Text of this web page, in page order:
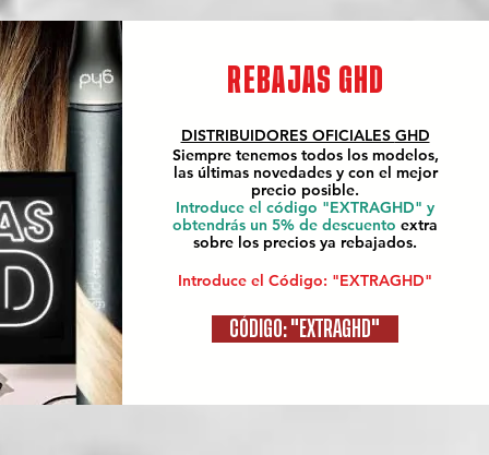
REBAJAS GHD
DISTRIBUIDORES OFICIALES GHD
Siempre tenemos todos los modelos,
las últimas novedades y con el mejor
precio posible.
Introduce el código "EXTRAGHD" y
obtendrás un 5% de descuento extra
sobre los precios ya rebajados.
Introduce el Código: "EXTRAGHD"
CÓDIGO: "EXTRAGHD"